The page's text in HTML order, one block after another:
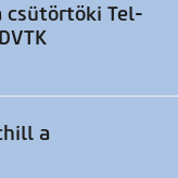
csütörtöki Tel-
a